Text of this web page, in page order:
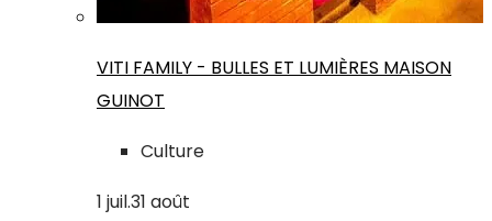
VITI FAMILY - BULLES ET LUMIÈRES MAISON
GUINOT
Culture
1 juil.31 août